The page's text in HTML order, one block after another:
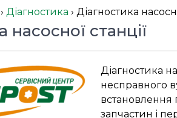
› Діагностика › Діагностика
насосної станції
Діагностика
несправного
встановлення
запчастин і